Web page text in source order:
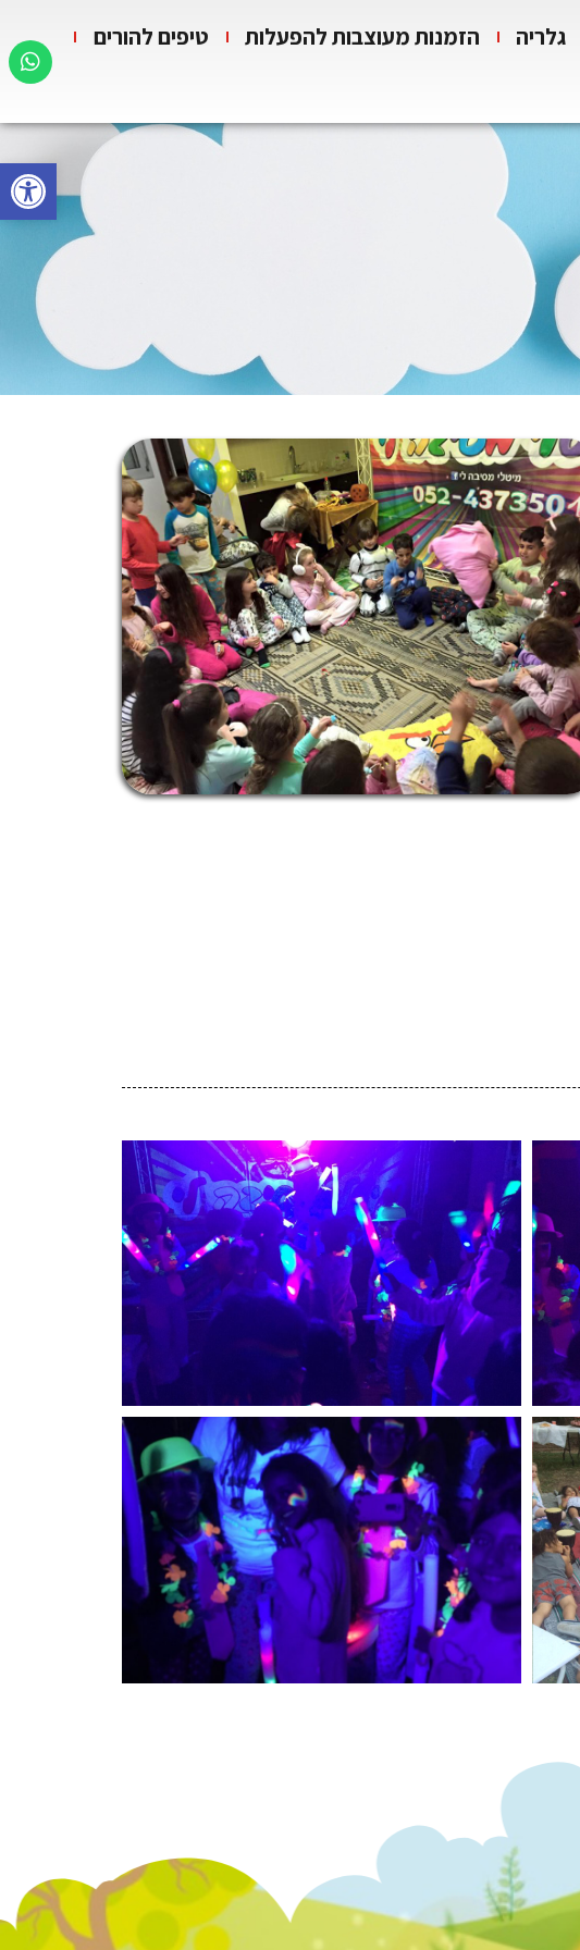
פתח
גלריה הזמנות מעוצבות להפעלות
טיפים להורים